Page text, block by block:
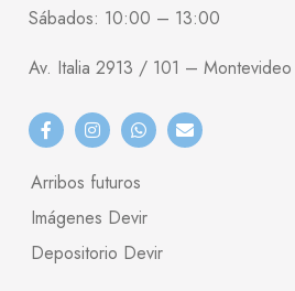
Sábados: 10:00 – 13:00
Av. Italia 2913 / 101 – Montevideo
Arribos futuros
Imágenes Devir
Depositorio Devir